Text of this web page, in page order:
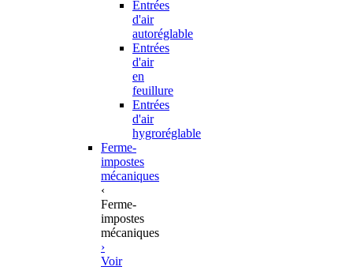
Entrées
d'air
autoréglable
Entrées
d'air
en
feuillure
Entrées
d'air
hygroréglable
Ferme-
impostes
mécaniques
‹
Ferme-
impostes
mécaniques
›
Voir